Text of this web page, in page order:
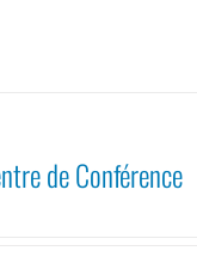
de Conférence